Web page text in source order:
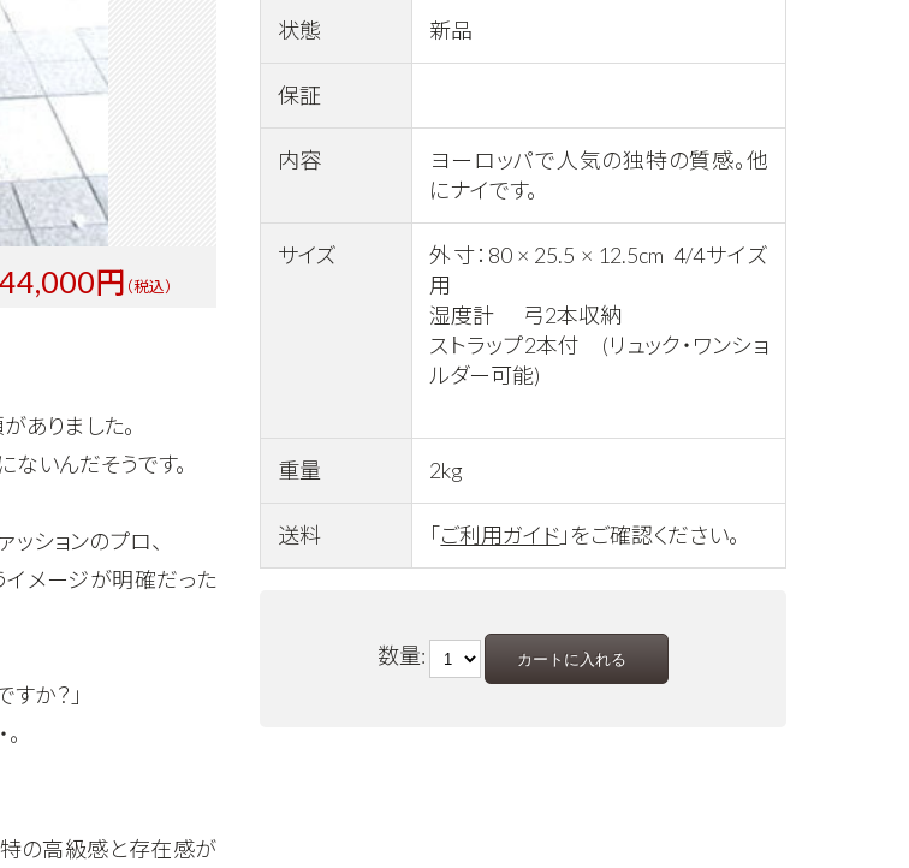
44,000円
ありました。
いんだそうです。
ションのプロ、
イメージが明確だった
か？」
の高級感と存在感が
状態 新品
保証
内容
ヨーロッパで人気の独特の質感。他
にナイです。
サイズ
外寸：80 × 25.5 × 12.5cm 4/4サイズ
用
湿度計 弓2本収納
ストラップ2本付 (リュック・ワンショ
ルダー可能)
重量 2kg
送料 「ご利用ガイド 」をご確認ください。
数量: